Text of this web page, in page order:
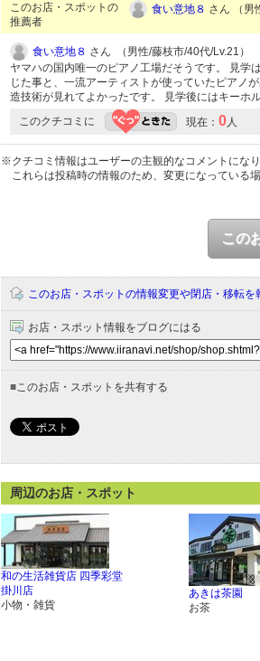
このお店・スポットの
推薦者
食い意地８ さん （男
食い意地８ さん （男性/藤枝市/40代/Lv.21）
ヤマハの国内唯一のピアノ工場だそうです。 見学
じた事と、一流アーティストが使っていたピアノ
造技術が見れてよかったです。 見学後にはキーホ
このクチコミに 現在： 0人
※クチコミ情報はユーザーの主観的なコメントになり
これらは投稿時の情報のため、変更になっている
この
このお店・スポットの情報変更や閉店・移転を
お店・スポット情報をブログにはる
■このお店・スポットを共有する
周辺のお店・スポット
和の生活雑貨店 四季彩堂
掛川店
小物・雑貨
あきは茶園
お茶